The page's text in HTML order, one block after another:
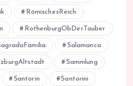
RömischesReich
RothenburgObDerTauber
Salamanca
Sammlung
Santorin Santorini